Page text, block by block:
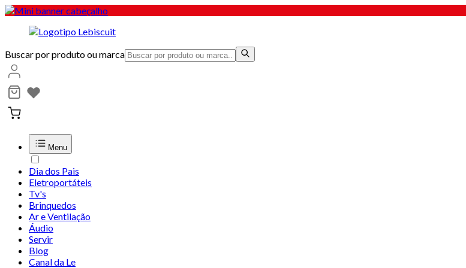
Buscar por produto ou marca
Menu
Dia dos Pais
Eletroportáteis
Tv's
Brinquedos
Ar e Ventilação
Áudio
Servir
Blog
Canal da Le